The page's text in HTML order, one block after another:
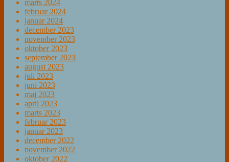
marts 2024
februar 2024
januar 2024
december 2023
november 2023
oktober 2023
september 2023
august 2023
juli 2023
juni 2023
maj 2023
april 2023
marts 2023
februar 2023
januar 2023
december 2022
november 2022
oktober 2022